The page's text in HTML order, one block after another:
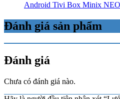
Android Tivi Box Minix
Đánh giá sản phẩm
Đánh giá
Chưa có đánh giá nào.